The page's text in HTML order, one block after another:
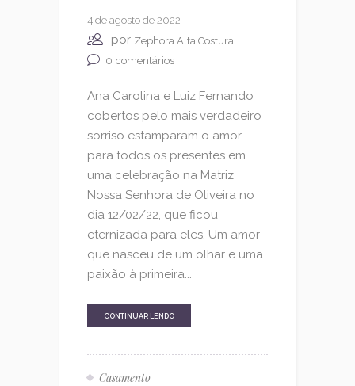
4 de agosto de 2022
por Zephora Alta Costura
0 comentários
Ana Carolina e Luiz Fernando
cobertos pelo mais verdadeiro
sorriso estamparam o amor
para todos os presentes em
uma celebração na Matriz
Nossa Senhora de Oliveira no
dia 12/02/22, que ficou
eternizada para eles. Um amor
que nasceu de um olhar e uma
paixão à primeira...
CONTINUAR LENDO
Casamento